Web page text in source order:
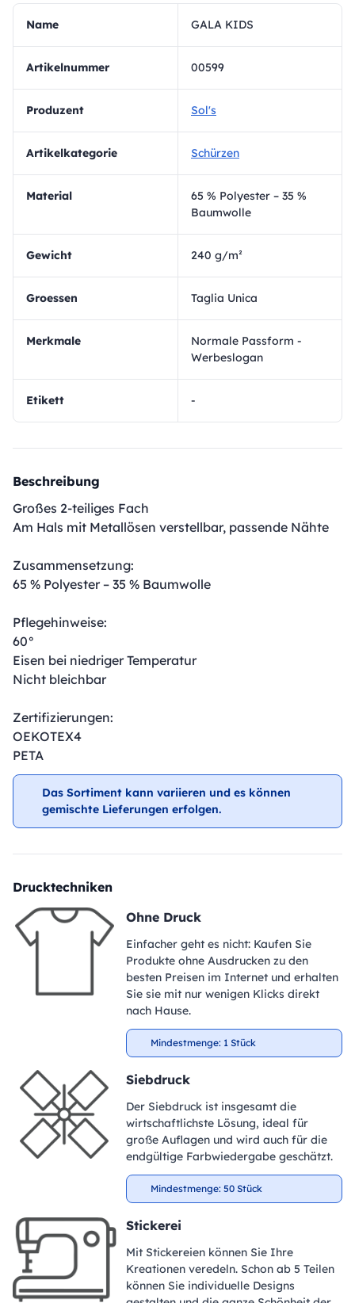
Name GALA KIDS
Artikelnummer 00599
Produzent Sol's
Artikelkategorie Schürzen
Material
65 % Polyester – 35 %
Baumwolle
Gewicht 240 g/m²
Groessen Taglia Unica
Merkmale
Normale Passform -
Werbeslogan
Etikett -
Beschreibung
Großes 2-teiliges Fach
Am Hals mit Metallösen verstellbar, passende Nähte
Zusammensetzung:
65 % Polyester – 35 % Baumwolle
Pflegehinweise:
60°
Eisen bei niedriger Temperatur
Nicht bleichbar
Zertifizierungen:
OEKOTEX4
PETA
Das Sortiment kann variieren und es können
gemischte Lieferungen erfolgen.
Drucktechniken
Ohne Druck
Einfacher geht es nicht: Kaufen Sie
Produkte ohne Ausdrucken zu den
besten Preisen im Internet und erhalten
Sie sie mit nur wenigen Klicks direkt
nach Hause.
Mindestmenge: 1 Stück
Siebdruck
Der Siebdruck ist insgesamt die
wirtschaftlichste Lösung, ideal für
große Auflagen und wird auch für die
endgültige Farbwiedergabe geschätzt.
Mindestmenge: 50 Stück
Stickerei
Mit Stickereien können Sie Ihre
Kreationen veredeln. Schon ab 5 Teilen
können Sie individuelle Designs